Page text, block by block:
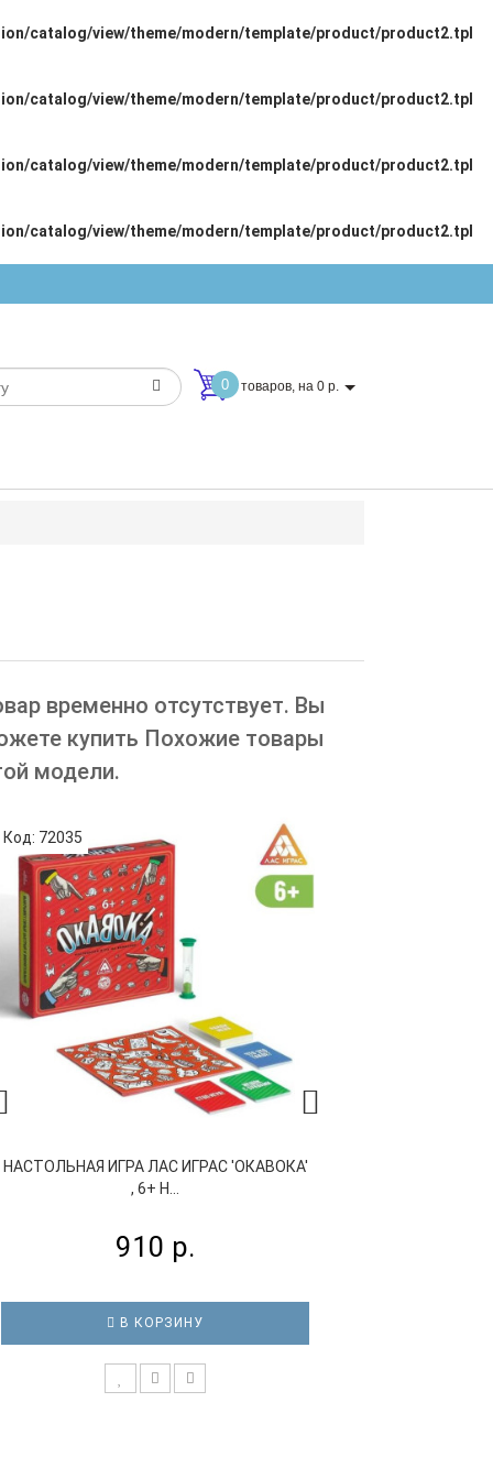
catalog/view/theme/modern/template/product/product2.tpl
catalog/view/theme/modern/template/product/product2.tpl
catalog/view/theme/modern/template/product/product2.tpl
catalog/view/theme/modern/template/product/product2.tpl
0 товаров, на 0 р.
временно отсутствует. Вы
купить Похожие товары
модели.
Код: 72035
НАСТОЛЬНАЯ ИГРА ЛАС ИГРАС 'ОКАВОКА'
, 6+ Н...
910 р.
В КОРЗИНУ